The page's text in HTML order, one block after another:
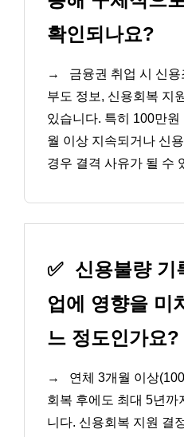
확인되나요?
→
금융권 취업 시 신
부도 정보, 신용회복 지
있습니다. 특히 100만
월 이상 지속되거나 신
경우 결격 사유가 될 수
✅ 신용불량 기
업에 영향을 미
느 정도인가요?
→
연체 3개월 이상
회복 후에도 최대 5년까
니다. 신용회복 지원 결